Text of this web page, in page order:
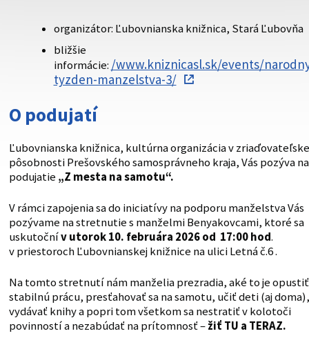
cez zabezpečenú webovú stránku. Zabezpečená stránka
vždy začína https:// pred názvom domény webového sídla.
organizátor: Ľubovnianska knižnica, Stará Ľubovňa
bližšie
informácie: /www.kniznicasl.sk/events/
tyzden-manzelstva-3/
O podujatí
Ľubovnianska knižnica, kultúrna organizácia v
pôsobnosti Prešovského samosprávneho kraja, Vás pozýva na
podujatie „Z mesta na samotu“.
V rámci zapojenia sa do iniciatívy na podporu manželstva Vás
pozývame na stretnutie s manželmi Benyakovcami, ktoré sa
uskutočnív utorok 10. februára 2026 od 17:00 hod.
v priestoroch Ľubovnianskej knižnice na ulici Letná č.6 .
Na tomto stretnutí nám manželia prezradia, aké to je opustiť
stabilnú prácu, presťahovať sa na samotu, učiť deti (aj doma),
vydávať knihy a popri tom všetkom sa nestratiť v kolotoči
povinností a nezabúdať na prítomnosť –žiť TU a TERAZ.